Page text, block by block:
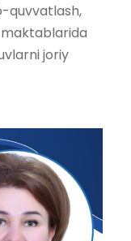
quvvatlash,
maktablarida
joriy